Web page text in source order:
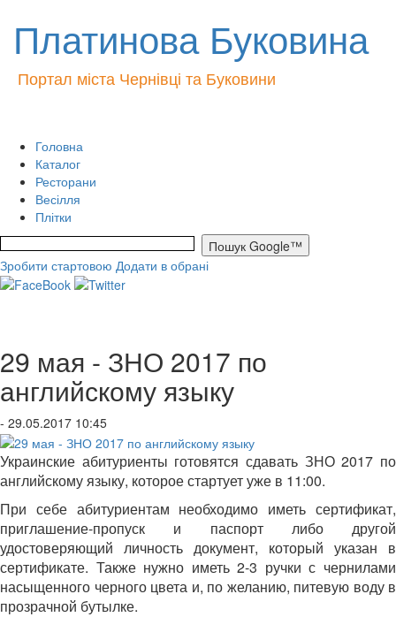
Платинова Буковина
Портал міста Чернівці та Буковини
Головна
Каталог
Ресторани
Весілля
Плітки
Зробити стартовою Додати в обрані
29 мая - ЗНО 2017 по
английскому языку
- 29.05.2017 10:45
Украинские абитуриенты готовятся сдавать ЗНО 2017 по
английскому языку, которое стартует уже в 11:00.
При себе абитуриентам необходимо иметь сертификат,
приглашение-пропуск и паспорт либо другой
удостоверяющий личность документ, который указан в
сертификате. Также нужно иметь 2-3 ручки с чернилами
насыщенного черного цвета и, по желанию, питевую воду в
прозрачной бутылке.